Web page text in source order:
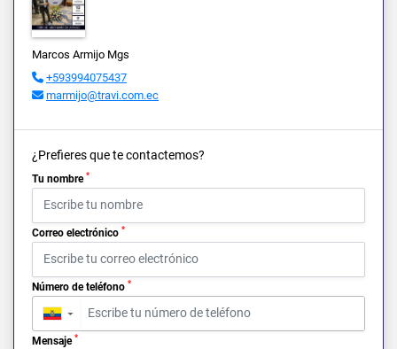
Marcos Armijo Mgs
+593994075437
marmijo@travi.com.ec
¿Prefieres que te contactemos?
Tu nombre *
Correo electrónico *
Número de teléfono *
▼
Mensaje *